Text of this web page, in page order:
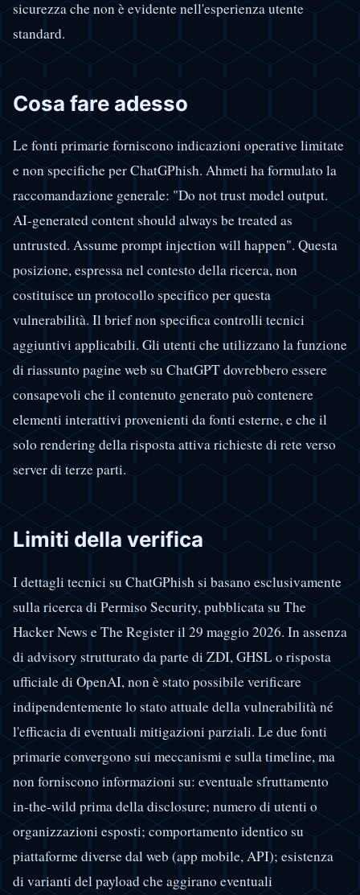
sicurezza che non è evidente nell'esperienza utente
standard.
Cosa fare adesso
Le fonti primarie forniscono indicazioni operative limitate
e non specifiche per ChatGPhish. Ahmeti ha formulato la
raccomandazione generale: "Do not trust model output.
AI-generated content should always be treated as
untrusted. Assume prompt injection will happen". Questa
posizione, espressa nel contesto della ricerca, non
costituisce un protocollo specifico per questa
vulnerabilità. Il brief non specifica controlli tecnici
aggiuntivi applicabili. Gli utenti che utilizzano la funzione
di riassunto pagine web su ChatGPT dovrebbero essere
consapevoli che il contenuto generato può contenere
elementi interattivi provenienti da fonti esterne, e che il
solo rendering della risposta attiva richieste di rete verso
server di terze parti.
Limiti della verifica
I dettagli tecnici su ChatGPhish si basano esclusivamente
sulla ricerca di Permiso Security, pubblicata su The
Hacker News e The Register il 29 maggio 2026. In assenza
di advisory strutturato da parte di ZDI, GHSL o risposta
ufficiale di OpenAI, non è stato possibile verificare
indipendentemente lo stato attuale della vulnerabilità né
l'efficacia di eventuali mitigazioni parziali. Le due fonti
primarie convergono sui meccanismi e sulla timeline, ma
non forniscono informazioni su: eventuale sfruttamento
in-the-wild prima della disclosure; numero di utenti o
organizzazioni esposti; comportamento identico su
piattaforme diverse dal web (app mobile, API); esistenza
di varianti del payload che aggirano eventuali